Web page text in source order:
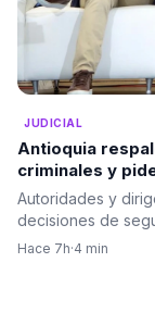
JUDICIAL
Antioquia
criminales y
estructuras
Autoridades y
decisiones de
Hace 7h·4 min